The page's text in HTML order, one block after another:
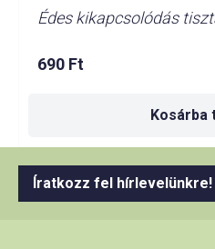
Édes kikapcsolódás
690 Ft
Kosárba
Íratkozz fel hírlevelünkre!